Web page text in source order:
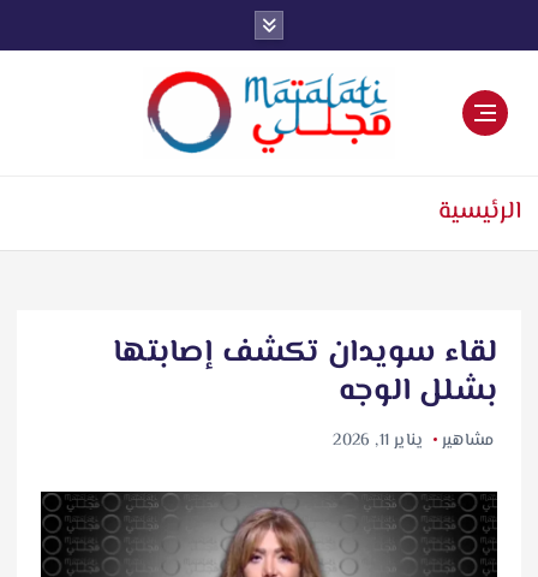
ل
الرئيسية
لقاء سويدان تكشف إصابتها
بشلل الوجه
مشاهير يناير 11, 2026